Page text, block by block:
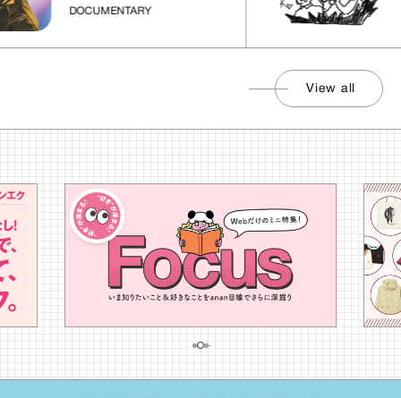
DOCUMENTARY
View all